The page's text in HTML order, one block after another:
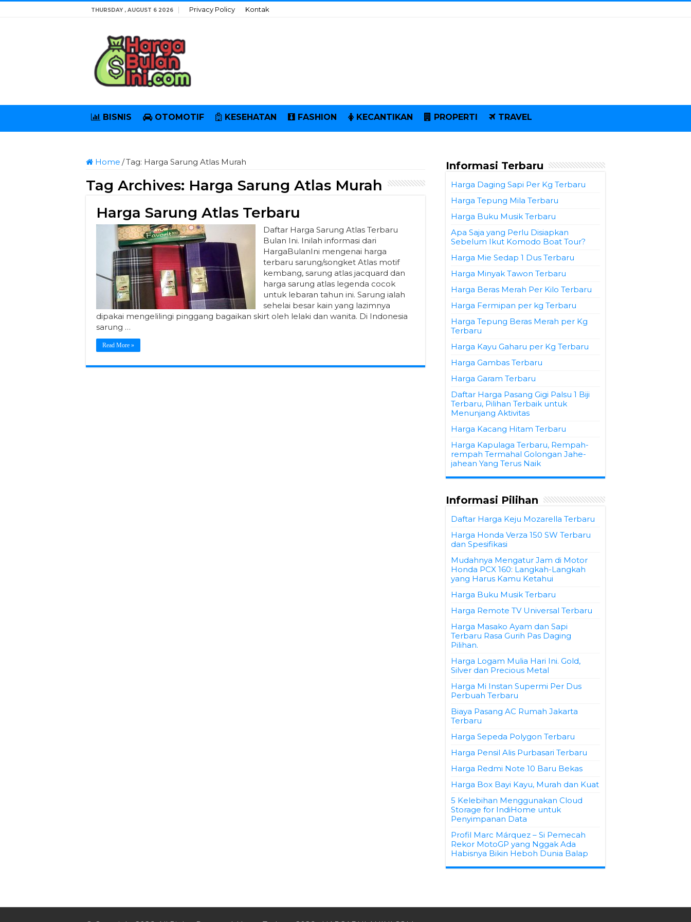
THURSDAY , AUGUST 6 2026 Privacy Policy Kontak
BISNIS OTOMOTIF KESEHATAN FASHION KECANTIKAN PROPERTI TRAVEL
Home /Tag: Harga Sarung Atlas Murah
Tag Archives: Harga Sarung Atlas Murah
Harga Sarung Atlas Terbaru
Daftar Harga Sarung Atlas Terbaru
Bulan Ini. Inilah informasi dari
HargaBulanIni mengenai harga
terbaru sarung/songket Atlas motif
kembang, sarung atlas jacquard dan
harga sarung atlas legenda cocok
untuk lebaran tahun ini. Sarung ialah
sehelai besar kain yang lazimnya
dipakai mengelilingi pinggang bagaikan skirt oleh lelaki dan wanita. Di Indonesia
sarung …
Read More »
Informasi Terbaru
Harga Daging Sapi Per Kg Terbaru
Harga Tepung Mila Terbaru
Harga Buku Musik Terbaru
Apa Saja yang Perlu Disiapkan
Sebelum Ikut Komodo Boat Tour?
Harga Mie Sedap 1 Dus Terbaru
Harga Minyak Tawon Terbaru
Harga Beras Merah Per Kilo Terbaru
Harga Fermipan per kg Terbaru
Harga Tepung Beras Merah per Kg
Terbaru
Harga Kayu Gaharu per Kg Terbaru
Harga Gambas Terbaru
Harga Garam Terbaru
Daftar Harga Pasang Gigi Palsu 1 Biji
Terbaru, Pilihan Terbaik untuk
Menunjang Aktivitas
Harga Kacang Hitam Terbaru
Harga Kapulaga Terbaru, Rempah-
rempah Termahal Golongan Jahe-
jahean Yang Terus Naik
Informasi Pilihan
Daftar Harga Keju Mozarella Terbaru
Harga Honda Verza 150 SW Terbaru
dan Spesifikasi
Mudahnya Mengatur Jam di Motor
Honda PCX 160: Langkah-Langkah
yang Harus Kamu Ketahui
Harga Buku Musik Terbaru
Harga Remote TV Universal Terbaru
Harga Masako Ayam dan Sapi
Terbaru Rasa Gurih Pas Daging
Pilihan.
Harga Logam Mulia Hari Ini. Gold,
Silver dan Precious Metal
Harga Mi Instan Supermi Per Dus
Perbuah Terbaru
Biaya Pasang AC Rumah Jakarta
Terbaru
Harga Sepeda Polygon Terbaru
Harga Pensil Alis Purbasari Terbaru
Harga Redmi Note 10 Baru Bekas
Harga Box Bayi Kayu, Murah dan Kuat
5 Kelebihan Menggunakan Cloud
Storage for IndiHome untuk
Penyimpanan Data
Profil Marc Márquez – Si Pemecah
Rekor MotoGP yang Nggak Ada
Habisnya Bikin Heboh Dunia Balap